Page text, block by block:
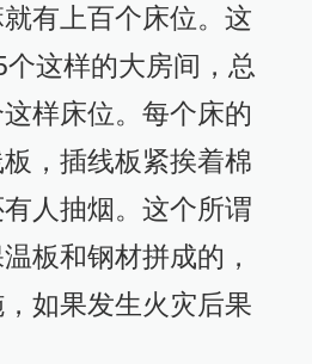
有上百个床位。这
这样的大房间，总
样床位。每个床的
，插线板紧挨着棉
人抽烟。这个所谓
板和钢材拼成的，
如果发生火灾后果